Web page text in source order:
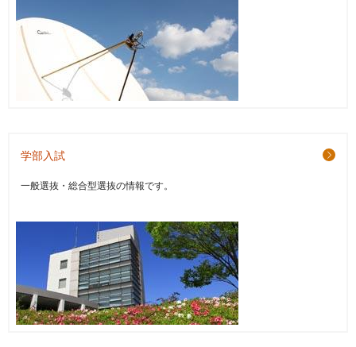
学部入試
一般選抜・総合型選抜の情報です。